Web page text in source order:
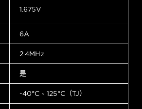
1.675V
6A
2.4MHz
是
-40°C ~ 125°C（TJ）